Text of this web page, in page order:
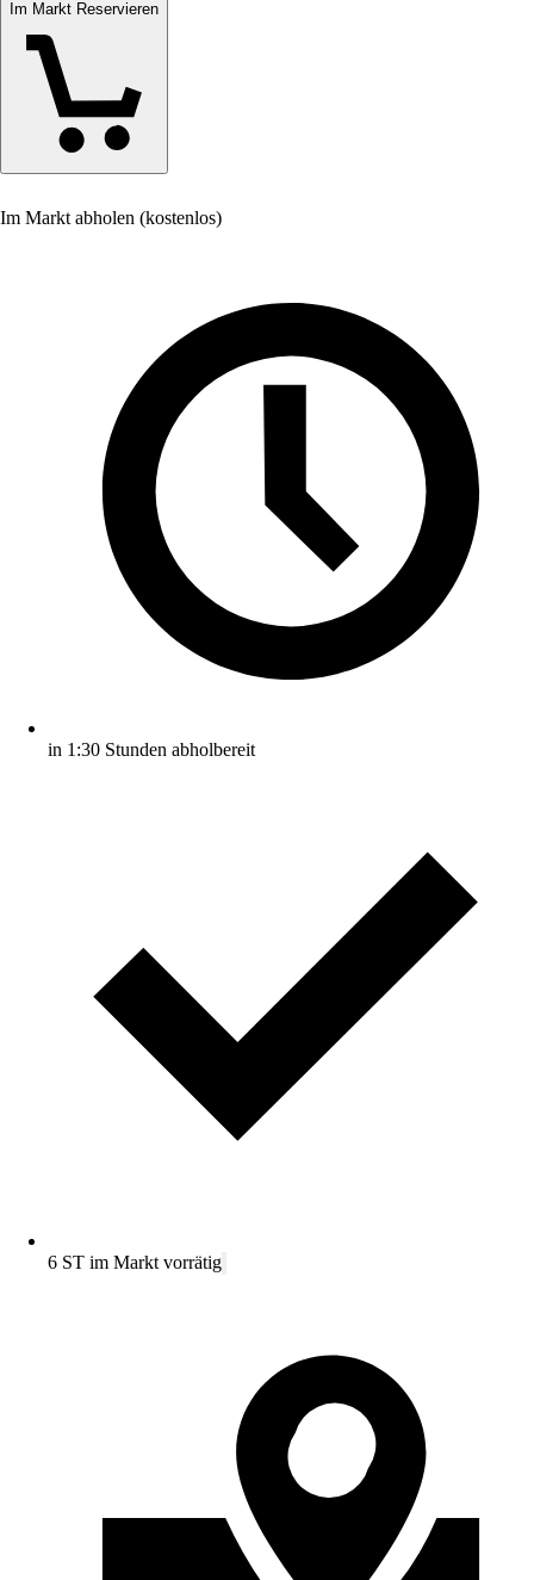
Im Markt Reservieren
Im Markt abholen (kostenlos)
in 1:30 Stunden abholbereit
6 ST im Markt vorrätig